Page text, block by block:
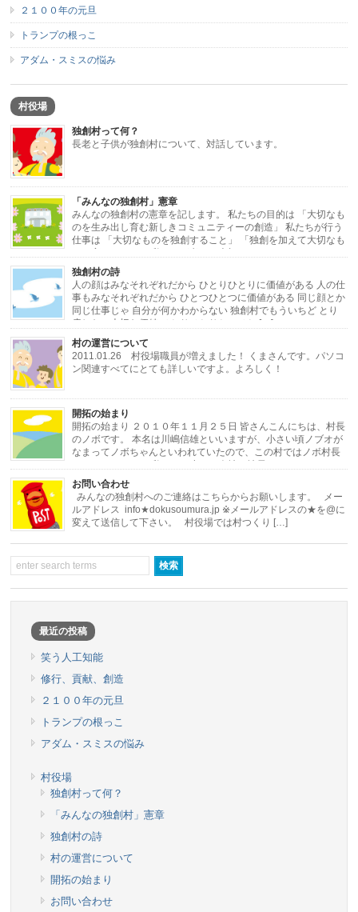
２１００年の元旦
トランプの根っこ
アダム・スミスの悩み
村役場
独創村って何？
長老と子供が独創村について、対話しています。
「みんなの独創村」憲章
みんなの独創村の憲章を記します。 私たちの目的は 「大切なも
のを生み出し育む新しきコミュニティーの創造」 私たちが行う
仕事は 「大切なものを独創すること」 「独創を加えて大切なも
独創村の詩
人の顔はみなそれぞれだから ひとりひとりに価値がある 人の仕
事もみなそれぞれだから ひとつひとつに価値がある 同じ顔とか
同じ仕事じゃ 自分が何かわからない 独創村でもういちど とり
戻したい大切な価値 ひとりひとりと ひと […]
村の運営について
2011.01.26 村役場職員が増えました！ くまさんです。パソコ
ン関連すべてにとても詳しいですよ。よろしく！
開拓の始まり
開拓の始まり ２０１０年１１月２５日 皆さんこんにちは、村長
のノボです。 本名は川嶋信雄といいますが、小さい頃ノブオが
なまってノボちゃんといわれていたので、この村ではノボ村長
にしました。 さて私はある小さな会社の社長をし […]
お問い合わせ
みんなの独創村へのご連絡はこちらからお願いします。 メー
ルアドレス info★dokusoumura.jp ※メールアドレスの★を@に
変えて送信して下さい。 村役場では村つくり […]
最近の投稿
笑う人工知能
修行、貢献、創造
２１００年の元旦
トランプの根っこ
アダム・スミスの悩み
村役場
独創村って何？
「みんなの独創村」憲章
独創村の詩
村の運営について
開拓の始まり
お問い合わせ